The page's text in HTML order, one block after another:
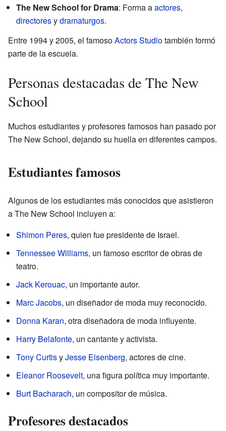
The New School for Drama: Forma aactores,
directoresydramaturgos.
Entre 1994 y 2005, el famosoActors Studiotambién formó
parte de la escuela.
Personas destacadas de The New
School
Muchos estudiantes y profesores famosos han pasado por
The New School, dejando su huella en diferentes campos.
Estudiantes famosos
Algunos de los estudiantes más conocidos que asistieron
a The New School incluyen a:
Shimon Peres, quien fue presidente de Israel.
Tennessee Williams, un famoso escritor de obras de
teatro.
Jack Kerouac, un importante autor.
Marc Jacobs, un diseñador de moda muy reconocido.
Donna Karan, otra diseñadora de moda influyente.
Harry Belafonte, un cantante y activista.
Tony CurtisyJesse Eisenberg, actores de cine.
Eleanor Roosevelt, una figura política muy importante.
Burt Bacharach, un compositor de música.
Profesores destacados